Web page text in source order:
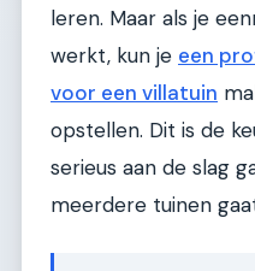
leren. Maar als je
werkt, kun je een
voor een villatuin
opstellen. Dit is de
serieus aan de slag
meerdere tuinen